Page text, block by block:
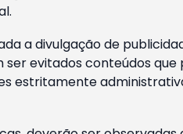
a divulgação de
evitados conteúdos
estritamente